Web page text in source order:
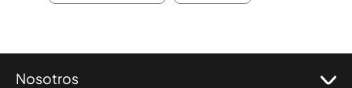
Nosotros